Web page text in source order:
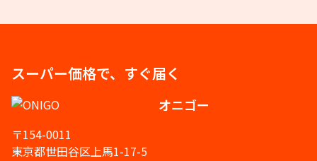
スーパー価格で、すぐ届く
オニゴー
〒154-0011
東京都世田谷区上馬1-17-5